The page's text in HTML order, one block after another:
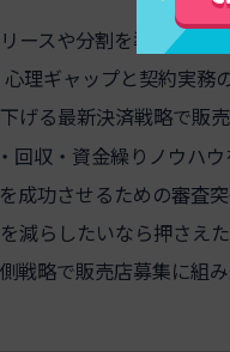
ースや分割を導入する
理ギャップと契約実務
げる最新決済戦略で販
回収・資金繰りノウハ
成功させるための審査
減らしたいなら押さえ
戦略で販売店募集に組